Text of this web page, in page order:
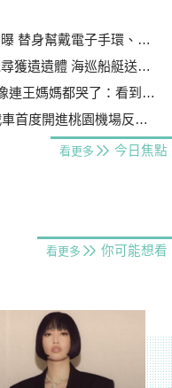
戴電子手環、海陸設7斷點
遺遺體 海巡船艇送上岸
都哭了：看到他想到兒子
度開進桃園機場反機降
看更多 今日焦點
看更多 你可能想看